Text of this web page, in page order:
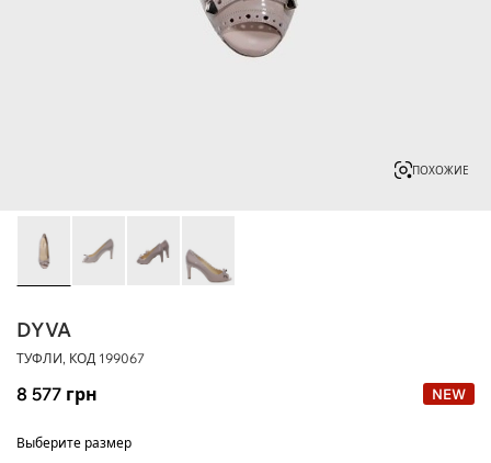
ПОХОЖИЕ
DYVA
ТУФЛИ, КОД 199067
8 577 грн NEW
Выберите размер